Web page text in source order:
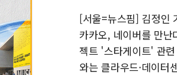
[서울=뉴스핌] 김정인
카카오, 네이버를 만
젝트 '스타게이트' 관
와는 클라우드·데이터